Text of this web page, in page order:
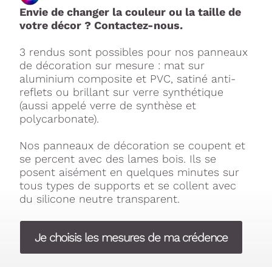
Envie de changer la couleur ou la taille de
votre décor ? Contactez-nous.
3 rendus sont possibles pour nos panneaux
de décoration sur mesure : mat sur
aluminium composite et PVC, satiné anti-
reflets ou brillant sur verre synthétique
(aussi appelé verre de synthèse et
polycarbonate).
Nos panneaux de décoration se coupent et
se percent avec des lames bois. Ils se
posent aisément en quelques minutes sur
tous types de supports et se collent avec
du silicone neutre transparent.
Je choisis les mesures de ma crédence